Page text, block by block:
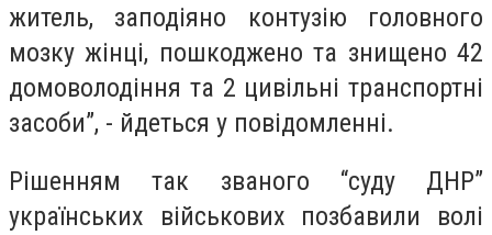
житель, заподіяно контузію головного
мозку жінці, пошкоджено та знищено 42
домоволодіння та 2 цивільні транспортні
засоби”, - йдеться у повідомленні.
Рішенням так званого “суду ДНР”
українських військових позбавили волі